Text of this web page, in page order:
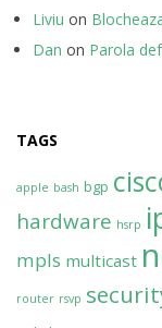
Liviu on
Dan on Parola
TAGS
apple bash bgp
hardware hsrp
mpls multicast
router rsvp